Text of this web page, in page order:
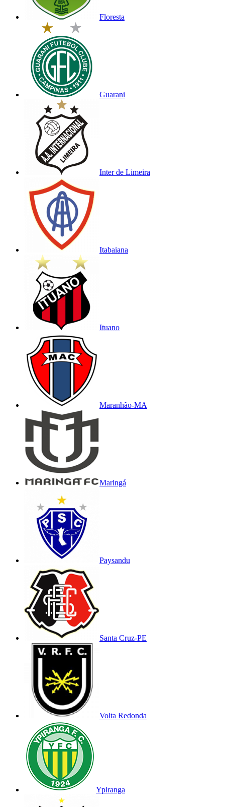
Floresta
Guarani
Inter de Limeira
Itabaiana
Ituano
Maranhão-MA
Maringá
Paysandu
Santa Cruz-PE
Volta Redonda
Ypiranga